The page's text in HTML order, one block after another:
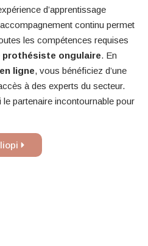
d’apprentissage
continu permet
les compétences requises
prothésiste ongulaire. En
ligne, vous bénéficiez d’une
à des experts du secteur.
le partenaire incontournable pour